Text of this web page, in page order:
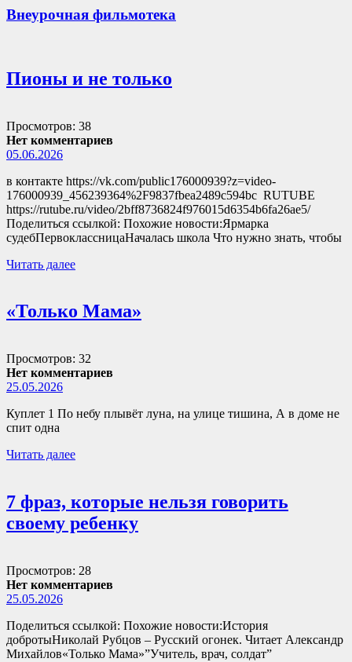
Внеурочная фильмотека
Пионы и не только
Просмотров: 38
Нет комментариев
05.06.2026
в контакте https://vk.com/public176000939?z=video-
176000939_456239364%2F9837fbea2489c594bc RUTUBE
https://rutube.ru/video/2bff8736824f976015d6354b6fa26ae5/
Поделиться ссылкой: Похожие новости:Ярмарка
судебПервоклассницаНачалась школа Что нужно знать, чтобы
Читать далее
«Только Мама»
Просмотров: 32
Нет комментариев
25.05.2026
Куплет 1 По небу плывёт луна, на улице тишина, А в доме не
спит одна
Читать далее
7 фраз, которые нельзя говорить
своему ребенку
Просмотров: 28
Нет комментариев
25.05.2026
Поделиться ссылкой: Похожие новости:История
добротыНиколай Рубцов – Русский огонек. Читает Александр
Михайлов«Только Мама»”Учитель, врач, солдат”